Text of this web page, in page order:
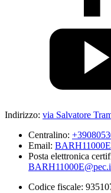
Indirizzo: via Salvatore
Centralino:
Email:
Posta elettronica
Codice fiscale: